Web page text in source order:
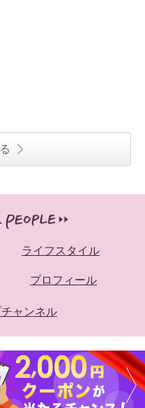
ライフスタイル
プロフィール
ャンネル